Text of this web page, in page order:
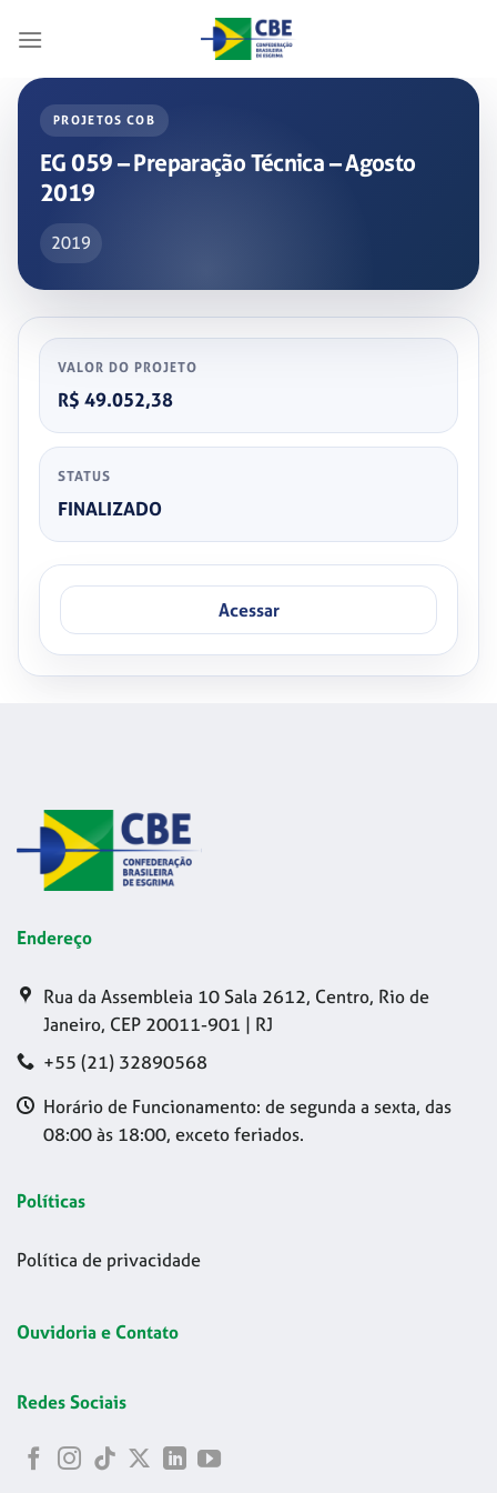
PROJETOS COB
EG 059 – Preparação Técnica – Agosto
2019
2019
VALOR DO PROJETO
R$ 49.052,38
STATUS
FINALIZADO
Acessar
Endereço
Rua da Assembleia 10 Sala 2612, Centro, Rio de
Janeiro, CEP 20011-901 | RJ
+55 (21) 32890568
Horário de Funcionamento: de segunda a sexta, das
08:00 às 18:00, exceto feriados.
Políticas
Política de privacidade
Ouvidoria e Contato
Redes Sociais